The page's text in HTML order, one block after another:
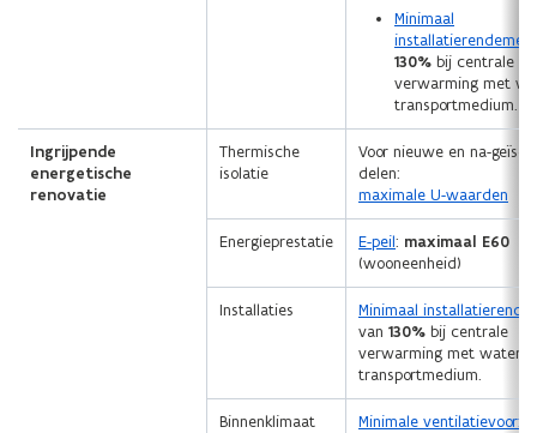
Minimaal
installatierendement
130% bij centrale
verwarming met
transportmedium.
Ingrijpende
energetische
renovatie
Thermische
isolatie
Voor nieuwe en na-
delen:
maximale U-waarden
Energieprestatie E-peil: maximaal E60
(wooneenheid)
Installaties
Minimaal
van 130% bij centrale
verwarming met water
transportmedium.
Binnenklimaat Minimale